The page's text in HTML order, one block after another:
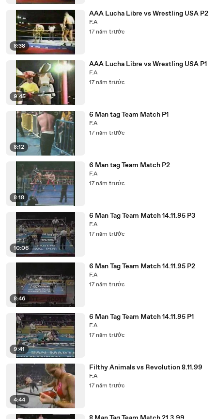
8:38
AAA Lucha Libre vs Wrestling USA P2
F.A
17 năm trước
9:45
AAA Lucha Libre vs Wrestling USA P1
F.A
17 năm trước
8:12
6 Man tag Team Match P1
F.A
17 năm trước
8:18
6 Man tag Team Match P2
F.A
17 năm trước
10:06
6 Man Tag Team Match 14.11.95 P3
F.A
17 năm trước
8:46
6 Man Tag Team Match 14.11.95 P2
F.A
17 năm trước
9:41
6 Man Tag Team Match 14.11.95 P1
F.A
17 năm trước
4:44
Filthy Animals vs Revolution 8.11.99
F.A
17 năm trước